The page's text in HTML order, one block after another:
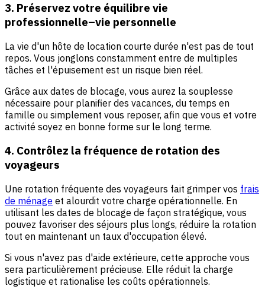
3. Préservez votre équilibre vie
professionnelle–vie personnelle
La vie d'un hôte de location courte durée n'est pas de tout
repos. Vous jonglons constamment entre de multiples
tâches et l'épuisement est un risque bien réel.
Grâce aux dates de blocage, vous aurez la souplesse
nécessaire pour planifier des vacances, du temps en
famille ou simplement vous reposer, afin que vous et votre
activité soyez en bonne forme sur le long terme.
4. Contrôlez la fréquence de rotation des
voyageurs
Une rotation fréquente des voyageurs fait grimper vos frais
de ménage et alourdit votre charge opérationnelle. En
utilisant les dates de blocage de façon stratégique, vous
pouvez favoriser des séjours plus longs, réduire la rotation
tout en maintenant un taux d'occupation élevé.
Si vous n'avez pas d'aide extérieure, cette approche vous
sera particulièrement précieuse. Elle réduit la charge
logistique et rationalise les coûts opérationnels.